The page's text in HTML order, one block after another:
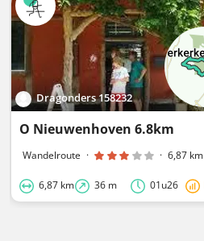
Dragonders 158232
O Nieuwenhoven 6.8km
Wandelroute · · 6,87 km
6,87 km 36 m 01u26